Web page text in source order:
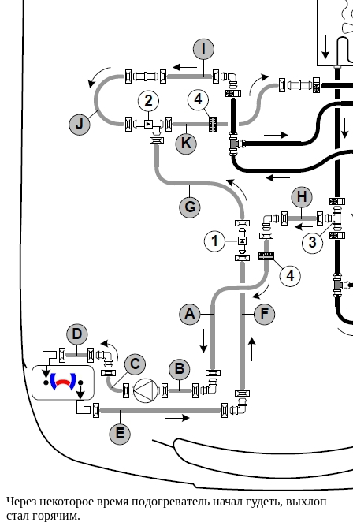
Через некоторое время подогреватель начал гудеть, выхлоп
стал горячим.